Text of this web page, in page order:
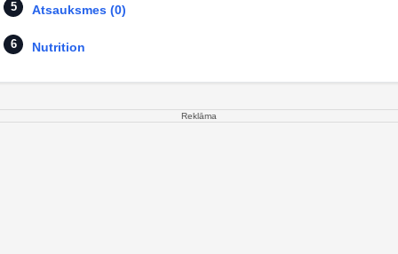
Atsauksmes (0)
Nutrition
Reklāma